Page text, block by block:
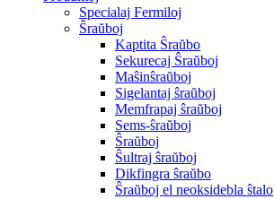
Specialaj Fermiloj
Ŝraŭboj
Kaptita Ŝraŭbo
Sekurecaj Ŝraŭboj
Maŝinŝraŭboj
Sigelantaj ŝraŭboj
Memfrapaj ŝraŭboj
Sems-ŝraŭboj
Ŝraŭboj
Ŝultraj ŝraŭboj
Dikfingra ŝraŭbo
Ŝraŭboj el neoksidebla ŝtalo